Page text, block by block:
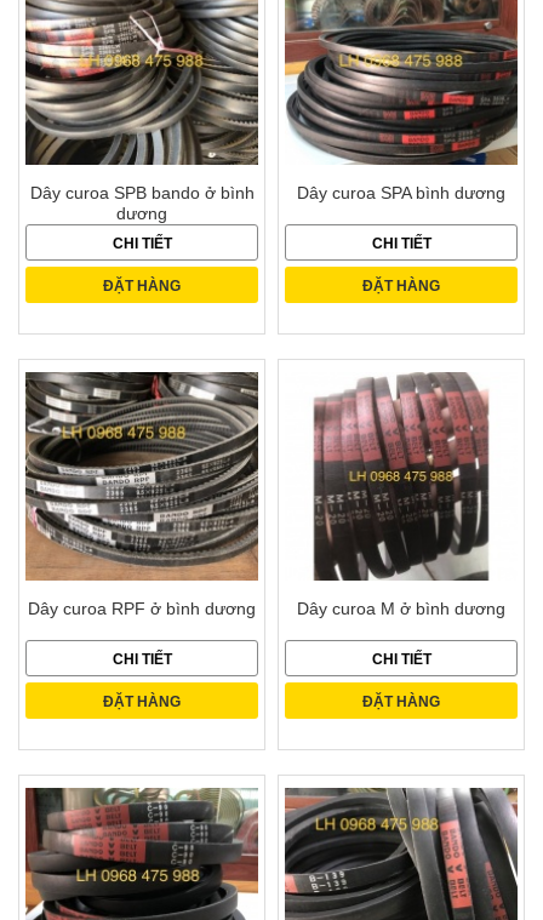
Dây curoa SPB bando ở bình
dương
CHI TIẾT
ĐẶT HÀNG
Dây curoa SPA bình dương
CHI TIẾT
ĐẶT HÀNG
Dây curoa RPF ở bình dương
CHI TIẾT
ĐẶT HÀNG
Dây curoa M ở bình dương
CHI TIẾT
ĐẶT HÀNG